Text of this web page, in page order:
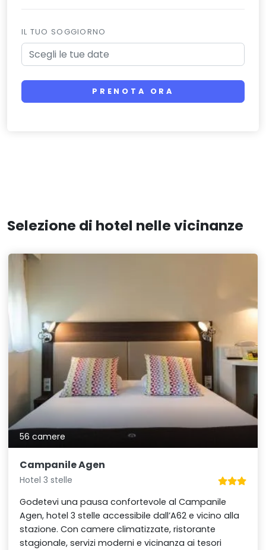
IL TUO SOGGIORNO
PRENOTA ORA
Selezione di hotel nelle vicinanze
56 camere
Campanile Agen
Hotel 3 stelle
Godetevi una pausa confortevole al Campanile
Agen, hotel 3 stelle accessibile dall’A62 e vicino alla
stazione. Con camere climatizzate, ristorante
stagionale, servizi moderni e vicinanza ai tesori